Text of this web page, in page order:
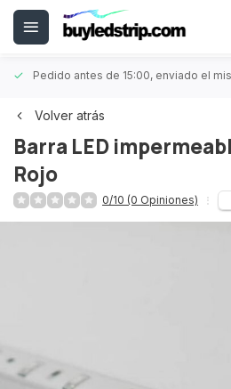
Pedido antes de 15:00, enviado el
Volver atrás
Barra LED
Rojo
0/10 (0 Opiniones)